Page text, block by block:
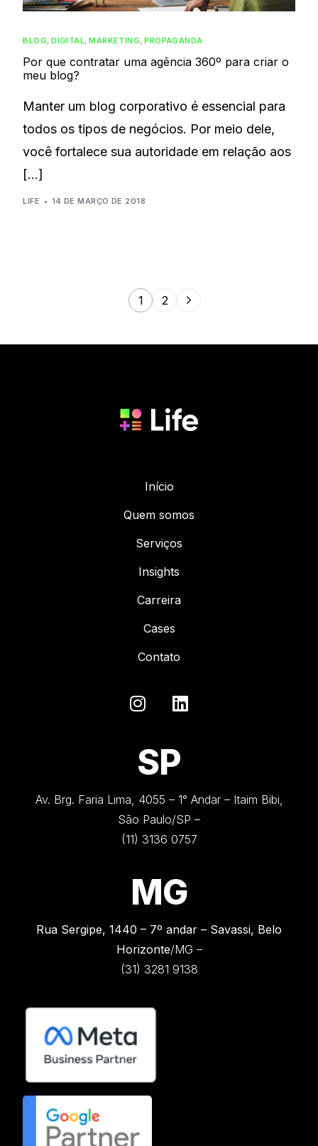
BLOG,DIGITAL,MARKETING,PROPAGANDA
Por que contratar uma agência 360º para criar o
meu blog?
Manter um blog corporativo é essencial para
todos os tipos de negócios. Por meio dele,
você fortalece sua autoridade em relação aos
[…]
LIFE 14 DE MARÇO DE 2018
1 2
Início
Quem somos
Serviços
Insights
Carreira
Cases
Contato
SP
Av. Brg. Faria Lima, 4055 – 1° Andar – Itaim Bibi,
São Paulo/SP –
(11) 3136 0757
MG
Rua Sergipe, 1440 – 7º andar – Savassi, Belo
Horizonte/MG –
(31) 3281 9138